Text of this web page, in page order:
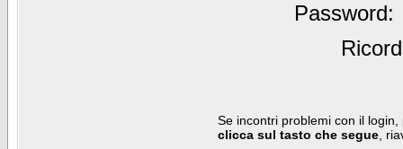
Password:
Se incontri problemi con il
clicca sul tasto che segue ,